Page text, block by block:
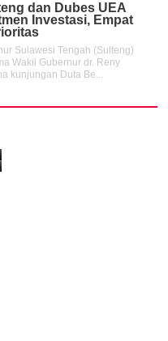
dan Dubes UEA
Investasi, Empat
Sulawesi Tengah (Sulteng)
Wakil Gubernur dr. Reny
kunjungan Duta Be...